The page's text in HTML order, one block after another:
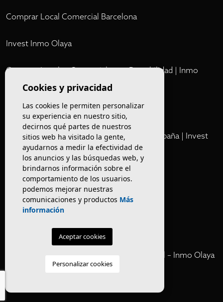
Comprar Local Comercial Barcelona
Invest Inmo Olaya
Comprar Locales Comerciales en Rentabilidad | Inmo
Olaya
Cartera Privada de Activos Hoteleros en España | Invest
Inmo Olaya
Venta de edificios
Comprar restaurante en Barcelona
Negocios en rentabilidad en Barcelona
Vender Hotel en España | Venta Confidencial – Inmo Olaya
Cookies y privacidad
Las cookies le permiten personalizar
su experiencia en nuestro sitio,
decirnos qué partes de nuestros
sitios web ha visitado la gente,
ayudarnos a medir la efectividad de
los anuncios y las búsquedas web, y
brindarnos información sobre el
comportamiento de los usuarios.
podemos mejorar nuestras
comunicaciones y productos Más
información
Aceptar cookies
Personalizar cookies